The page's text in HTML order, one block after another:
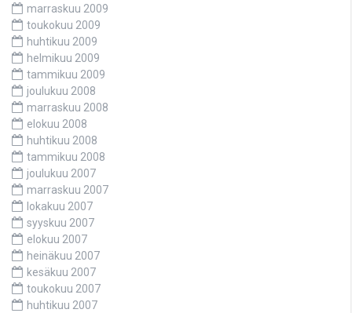
marraskuu 2009
toukokuu 2009
huhtikuu 2009
helmikuu 2009
tammikuu 2009
joulukuu 2008
marraskuu 2008
elokuu 2008
huhtikuu 2008
tammikuu 2008
joulukuu 2007
marraskuu 2007
lokakuu 2007
syyskuu 2007
elokuu 2007
heinäkuu 2007
kesäkuu 2007
toukokuu 2007
huhtikuu 2007